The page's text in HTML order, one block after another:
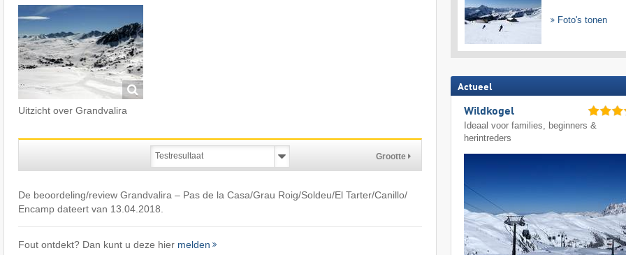
Uitzicht over Grandvalira
Grootte
De beoordeling/review Grandvalira – Pas de la Casa/​Grau Roig/​Soldeu/​El Tarter/​Canillo/​
Encamp dateert van 13.04.2018.
Fout ontdekt? Dan kunt u deze hier melden
Foto's tonen
Actueel
Wildkogel
Ideaal voor families, beginners &
herintreders